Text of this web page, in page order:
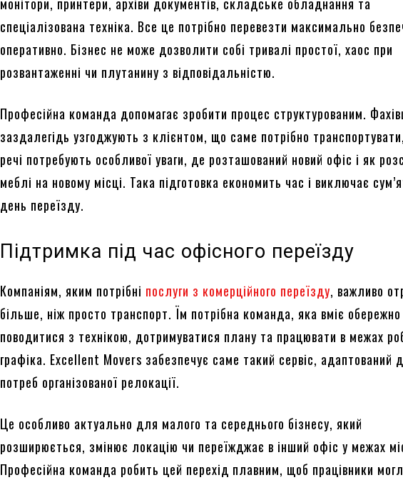
монітори, принтери, архіви документів, складське обладнання та
спеціалізована техніка. Все це потрібно перевезти максимально
оперативно. Бізнес не може дозволити собі тривалі простої, хаос при
розвантаженні чи плутанину з відповідальністю.
Професійна команда допомагає зробити процес структурованим.
заздалегідь узгоджують з клієнтом, що саме потрібно
речі потребують особливої уваги, де розташований новий офіс і як
меблі на новому місці. Така підготовка економить час і виключає
день переїзду.
Підтримка під час офісного переїзду
Компаніям, яким потрібні послуги з комерційного переїзду, важливо
більше, ніж просто транспорт. Їм потрібна команда, яка вміє обережно
поводитися з технікою, дотримуватися плану та працювати в межах
графіка. Excellent Movers забезпечує саме такий сервіс, адаптований
потреб організованої релокації.
Це особливо актуально для малого та середнього бізнесу, який
розширюється, змінює локацію чи переїжджає в інший офіс у межах
Професійна команда робить цей перехід плавним, щоб працівники